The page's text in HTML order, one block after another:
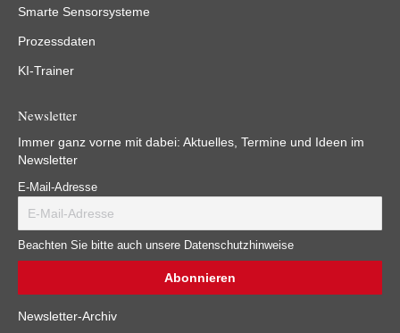
Smarte Sensorsysteme
Prozessdaten
KI-Trainer
Newsletter
Immer ganz vorne mit dabei: Aktuelles, Termine und Ideen im
Newsletter
E-Mail-Adresse
Beachten Sie bitte auch unsere Datenschutzhinweise
Newsletter-Archiv